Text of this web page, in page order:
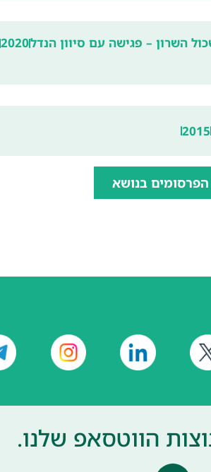
השרון – פגישה עם סיוון הנדל2020
2015
בנושא
הווטסאפ שלנו.